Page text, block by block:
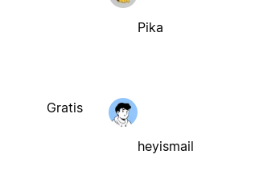
Pika
Gratis
heyismail